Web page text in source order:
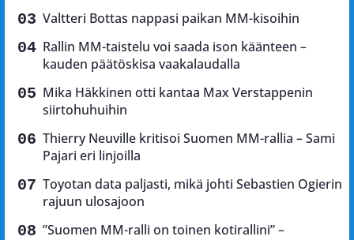
Valtteri Bottas nappasi paikan MM-kisoihin
Rallin MM-taistelu voi saada ison käänteen –
kauden päätöskisa vaakalaudalla
Mika Häkkinen otti kantaa Max Verstappenin
siirtohuhuihin
Thierry Neuville kritisoi Suomen MM-rallia – Sami
Pajari eri linjoilla
Toyotan data paljasti, mikä johti Sebastien Ogierin
rajuun ulosajoon
”Suomen MM-ralli on toinen kotirallini” –